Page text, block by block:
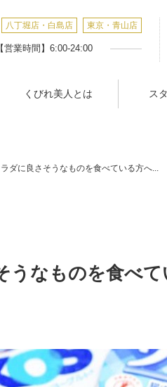
八丁堀店・白島店 東京・青山店
【営業時間】6:00-24:00
くびれ美人とは ス
ダに良さそうなものを食べている方へ...
うなものを食べて